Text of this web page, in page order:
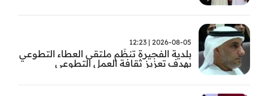
2026-08-05 | 12:23
بلدية الفجيرة تنظّم ملتقى العطاء التطوعي
بهدف تعزيز ثقافة العمل التطوعي